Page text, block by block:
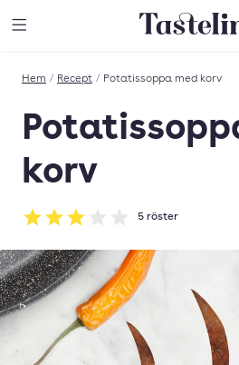
Till Tastelines
Hem / Recept / Potatissoppa med korv
korv
Betyg: 3 av 5
5 röster